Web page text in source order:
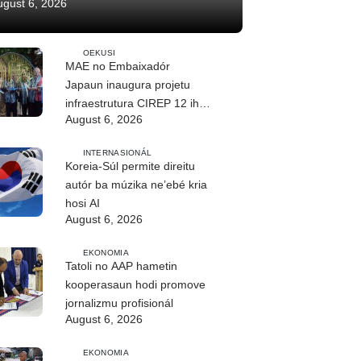
6, 2026
OEKUSI
MAE no Embaixadór
Japaun inaugura projetu
infraestrutura CIREP 12 iha
Nítibe
August 6, 2026
INTERNASIONÁL
Koreia-Súl permite direitu
autór ba múzika ne’ebé kria
hosi AI
August 6, 2026
EKONOMIA
Tatoli no AAP hametin
kooperasaun hodi promove
jornalizmu profisionál
August 6, 2026
EKONOMIA